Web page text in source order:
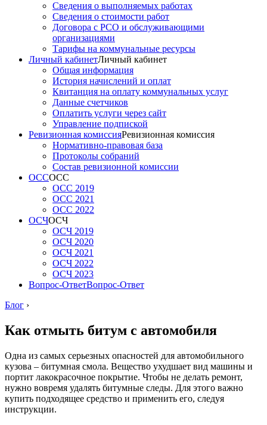
Сведения о выполняемых работах
Сведения о стоимости работ
Договора с РСО и обслуживающими
организациями
Тарифы на коммунальные ресурсы
Личный кабинетЛичный кабинет
Общая информация
История начислений и оплат
Квитанция на оплату коммунальных услуг
Данные счетчиков
Оплатить услуги через сайт
Управление подпиской
Ревизионная комиссияРевизионная комиссия
Нормативно-правовая база
Протоколы собраний
Состав ревизионной комиссии
ОССОСС
ОСС 2019
ОСС 2021
ОСС 2022
ОСЧОСЧ
ОСЧ 2019
ОСЧ 2020
ОСЧ 2021
ОСЧ 2022
ОСЧ 2023
Вопрос-ОтветВопрос-Ответ
Блог ›
Как отмыть битум с автомобиля
Одна из самых серьезных опасностей для автомобильного
кузова – битумная смола. Вещество ухудшает вид машины и
портит лакокрасочное покрытие. Чтобы не делать ремонт,
нужно вовремя удалять битумные следы. Для этого важно
купить подходящее средство и применить его, следуя
инструкции.